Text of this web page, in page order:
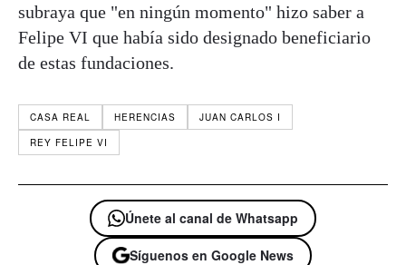
subraya que "en ningún momento" hizo saber a
Felipe VI que había sido designado beneficiario
de estas fundaciones.
CASA REAL HERENCIAS
JUAN CARLOS I
REY FELIPE VI
Únete al canal de Whatsapp
Síguenos en Google News